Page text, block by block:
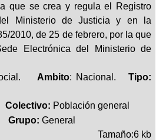
que se crea y regula el Registro
Ministerio de Justicia y en la
2010, de 25 de febrero, por la que
Electrónica del Ministerio de
Ambito: Nacional. Tipo:
Colectivo: Población general
Grupo: General
Tamaño:6 kb